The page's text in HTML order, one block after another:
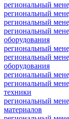
региональный
региональный
региональный
региональный
оборудования
региональный
региональный
оборудования
региональный
региональный
техники
региональный
материалов